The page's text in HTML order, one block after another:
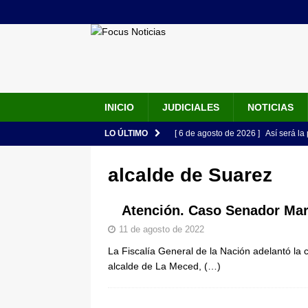
INICIO JUDICIALES NOTICIAS
LO ÚLTIMO [ 6 de agosto de 2026 ] Así será la
[ 6 de agosto de 2026 ] Pacto
una “desobediencia civil” desde el
[ 6 de agosto de 2026 ]
Espriella: tradición, simbolismo y
ÚLTIMO
alcalde de Suarez
Atención. Caso Senador
11 de agosto de 2022
La Fiscalía General de la Nación adelantó la
alcalde de La Meced, (…)